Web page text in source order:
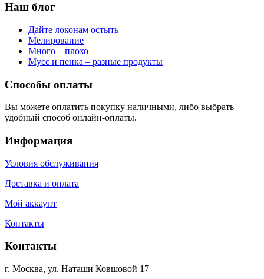
Наш блог
Дайте локонам остыть
Мелирование
Много – плохо
Мусс и пенка – разные продукты
Способы оплаты
Вы можете оплатить покупку наличными, либо выбрать
удобный способ онлайн-оплаты.
Информация
Условия обслуживания
Доставка и оплата
Мой аккаунт
Контакты
Контакты
г. Москва, ул. Наташи Ковшовой 17